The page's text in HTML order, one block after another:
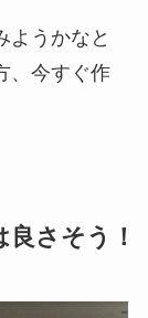
ようかなと
、今すぐ作
良さそう！